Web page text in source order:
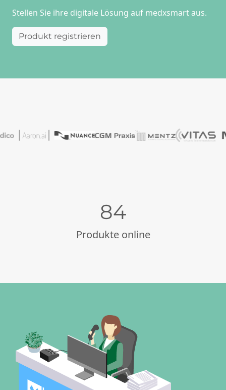
Stellen Sie ihre digitale Lösung auf medxsmart aus.
Produkt registrieren
98
Produkte online